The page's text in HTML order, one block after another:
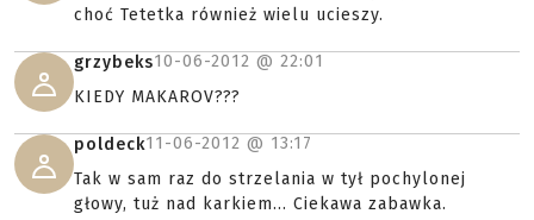
choć Tetetka również wielu ucieszy.
grzybeks10-06-2012 @ 22:01
KIEDY MAKAROV???
poldeck11-06-2012 @ 13:17
Tak w sam raz do strzelania w tył pochylonej
głowy, tuż nad karkiem... Ciekawa zabawka.